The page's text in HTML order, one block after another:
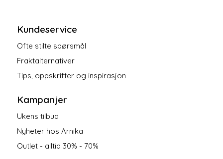
Kundeservice
Ofte stilte spørsmål
Fraktalternativer
Tips, oppskrifter og inspirasjon
Kampanjer
Ukens tilbud
Nyheter hos Arnika
Outlet - alltid 30% - 70%